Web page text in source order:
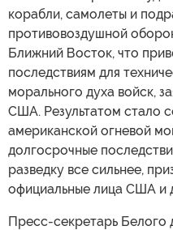
корабли, самолеты и
противовоздушной
Ближний Восток, что
последствиям для
морального духа войск,
США. Результатом стало
американской огневой
долгосрочные
разведку все сильнее,
официальные лица США и
Пресс-секретарь Белого